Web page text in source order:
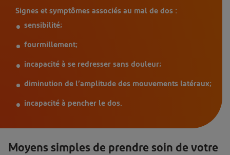
Signes et symptômes associés au mal de dos :
sensibilité;
fourmillement;
incapacité à se redresser sans douleur;
diminution de l’amplitude des mouvements latéraux;
incapacité à pencher le dos.
Moyens simples de prendre soin de votre